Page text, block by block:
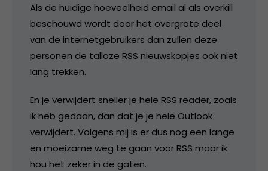
Als de huidige hoeveelheid email al als overkill
beschouwd wordt door het overgrote deel
van de internetgebruikers dan zullen deze
personen de talloze RSS nieuwskopjes ook niet
lang trekken.
En je verwijdert sneller je hele RSS reader, zoals
ik heb gedaan, dan dat je je hele Outlook
verwijdert. Volgens mij is er dus nog een lange
en moeizame weg te gaan voor RSS maar ik
hou het zeker in de gaten.